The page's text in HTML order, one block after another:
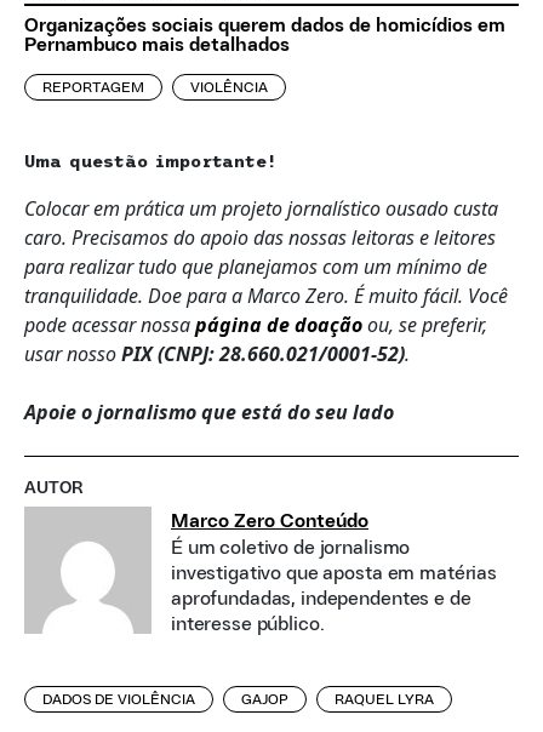
Organizações sociais querem dados de homicídios em
Pernambuco mais detalhados
REPORTAGEM VIOLÊNCIA
Uma questão importante!
Colocar em prática um projeto jornalístico ousado custa
caro. Precisamos do apoio das nossas leitoras e leitores
para realizar tudo que planejamos com um mínimo de
tranquilidade. Doe para a Marco Zero. É muito fácil. Você
pode acessar nossapágina de doaçãoou, se preferir,
usar nossoPIX (CNPJ: 28.660.021/0001-52).
Apoie o jornalismo que está do seu lado
AUTOR
Marco Zero Conteúdo
É um coletivo de jornalismo
investigativo que aposta em matérias
aprofundadas, independentes e de
interesse público.
DADOS DE VIOLÊNCIA GAJOP RAQUEL LYRA